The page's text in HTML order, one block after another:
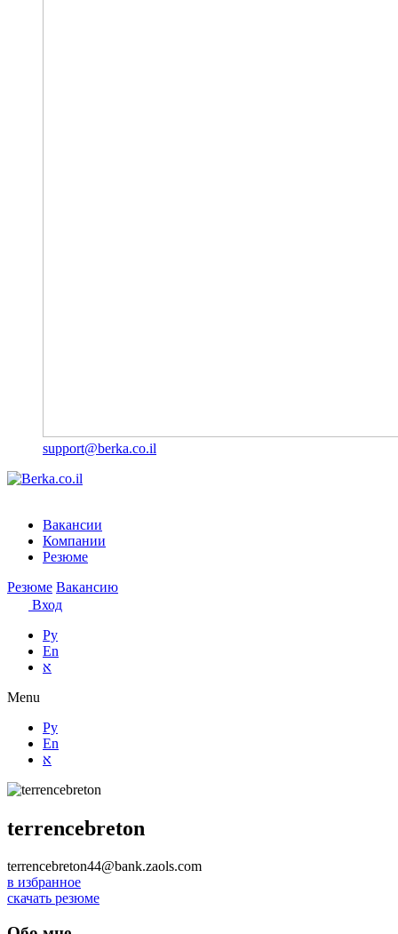
support@berka.co.il
Вакансии
Компании
Резюме
Резюме Вакансию
Вход
Ру
En
א
Menu
Ру
En
א
terrencebreton
terrencebreton44@bank.zaols.com
в избранное
скачать резюме